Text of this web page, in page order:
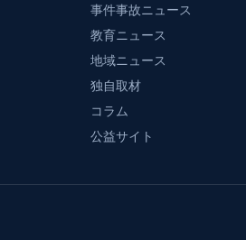
事件事故ニュース
教育ニュース
地域ニュース
独自取材
コラム
公益サイト